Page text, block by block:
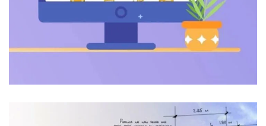
فيديو لمنصة مورجيج
موشن جرافيك